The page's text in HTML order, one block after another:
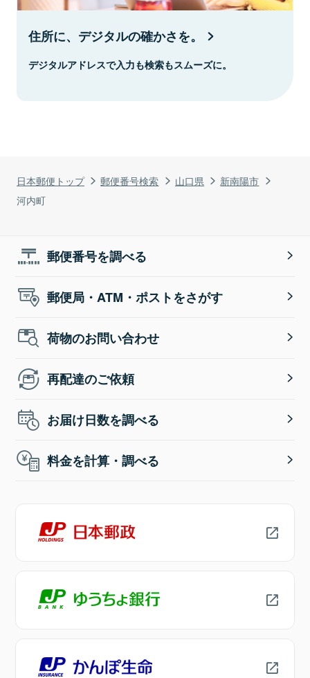
日本郵便トップ 郵便番号検索 山口県
新南陽市
河内町
住所に、デジタルの確かさを。
デジタルアドレスで入力も検索もスムーズに。
郵便番号を調べる
郵便局・ATM・ポストをさがす
荷物のお問い合わせ
再配達のご依頼
お届け日数を調べる
料金を計算・調べる